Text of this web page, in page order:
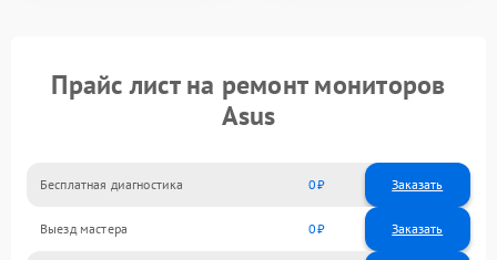
Прайс лист на ремонт мониторов
Asus
Бесплатная диагностика 0 Заказать
Выезд мастера 0 Заказать